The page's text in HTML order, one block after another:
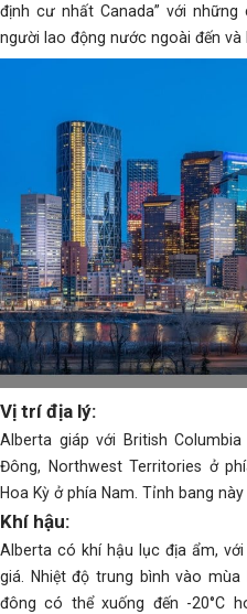
định cư nhất Canada” với
người lao động nước ngoài đến và
Vị trí địa lý:
Alberta giáp với British
Đông, Northwest Territories ở
Hoa Kỳ ở phía Nam. Tỉnh bang
Khí hậu:
Alberta có khí hậu lục địa ẩm,
giá. Nhiệt độ trung bình vào
đông có thể xuống đến -20°C